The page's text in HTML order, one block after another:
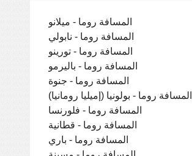
المسافة روما - ميلانو
المسافة روما - نابولي
المسافة روما - تورينو
المسافة روما - باليرمو
المسافة روما - جنوة
المسافة روما - بولونيا (إميليا رومانيا)
المسافة روما - فلورنسا
المسافة روما - قطانية
المسافة روما - باري